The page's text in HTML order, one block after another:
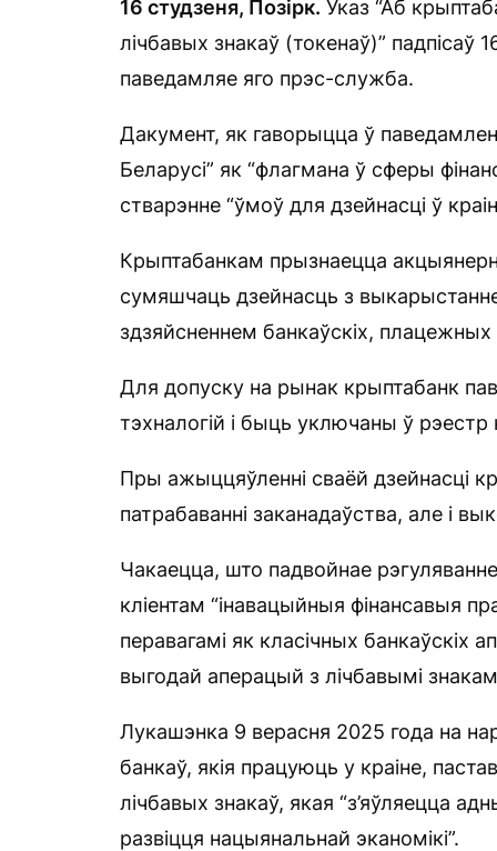
16 студзеня, Позірк. Указ “Аб
лічбавых знакаў (токенаў)” падпісаў
паведамляе яго прэс-служба.
Дакумент, як гаворыцца ў
Беларусі” як “флагмана ў сферы
стварэнне “ўмоў для дзейнасці ў
Крыптабанкам прызнаецца
сумяшчаць дзейнасць з
здзяйсненнем банкаўскіх, плацежных
Для допуску на рынак крыптабанк
тэхналогій і быць уключаны ў
Пры ажыццяўленні сваёй дзейнасці
патрабаванні заканадаўства, але і
Чакаецца, што падвойнае
кліентам “інавацыйныя фінансавыя
перавагамі як класічных банкаўскіх
выгодай аперацый з лічбавымі
Лукашэнка 9 верасня 2025 года на
банкаў, якія працуюць у краіне,
лічбавых знакаў, якая “з’яўляецца
развіцця нацыянальнай эканомікі”.